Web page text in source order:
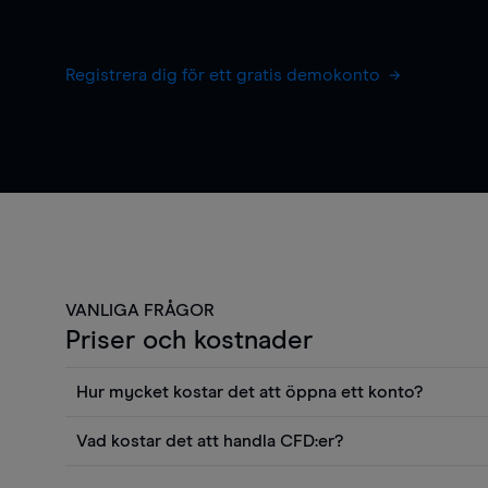
Registrera dig för ett gratis demokonto
VANLIGA FRÅGOR
Priser och kostnader
Hur mycket kostar det att öppna ett konto?
Vad kostar det att handla CFD:er?